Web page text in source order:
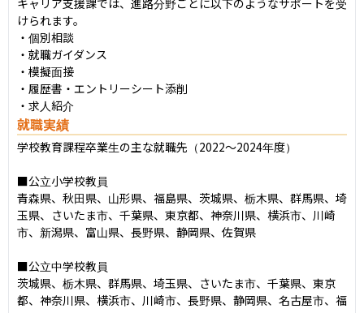
けられます。
・個別相談
・就職ガイダンス
・模擬面接
・履歴書・エントリーシート添削
・求人紹介
就職実績
学校教育課程卒業生の主な就職先（2022〜2024年度）
■公立小学校教員
青森県、秋田県、山形県、福島県、茨城県、栃木県、群馬県、埼
玉県、さいたま市、千葉県、東京都、神奈川県、横浜市、川崎
市、新潟県、富山県、長野県、静岡県、佐賀県
■公立中学校教員
茨城県、栃木県、群馬県、埼玉県、さいたま市、千葉県、東京
都、神奈川県、横浜市、川崎市、長野県、静岡県、名古屋市、福